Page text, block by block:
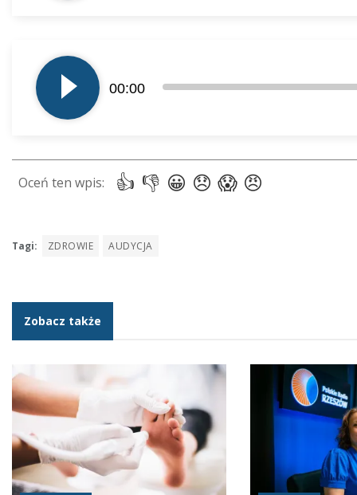
plików
dźwiękowych
00:00
Tagi: ZDROWIE AUDYCJA
Zobacz także